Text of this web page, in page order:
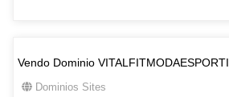
Vendo Dominio VITALFITMODAESPORTI
Dominios Sites